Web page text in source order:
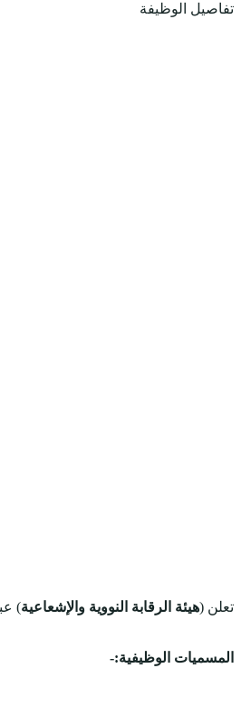
تفاصيل الوظيفة
تعلن (هيئة الرقابة النووية والإشعاعية)
المسميات الوظيفية:-